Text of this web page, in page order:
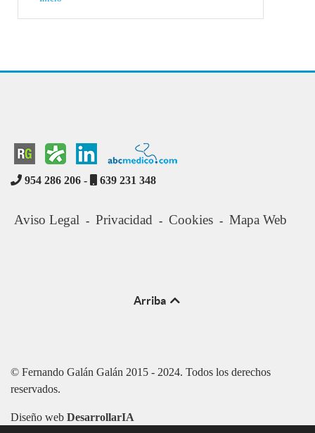
954 286 206 - 639 231 348
Aviso Legal - Privacidad - Cookies - Mapa Web
Arriba
© Fernando Galán Galán 2015 - 2024. Todos los derechos
reservados.
Diseño web DesarrollarIA